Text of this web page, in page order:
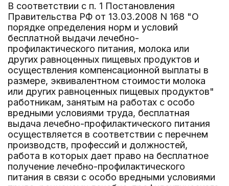
В соответствии с п. 1 Постановления
Правительства РФ от 13.03.2008 N 168 "О
порядке определения норм и условий
бесплатной выдачи лечебно-
профилактического питания, молока или
других равноценных пищевых продуктов и
осуществления компенсационной выплаты в
размере, эквивалентном стоимости молока
или других равноценных пищевых продуктов"
работникам, занятым на работах с особо
вредными условиями труда, бесплатная
выдача лечебно-профилактического питания
осуществляется в соответствии с перечнем
производств, профессий и должностей,
работа в которых дает право на бесплатное
получение лечебно-профилактического
питания в связи с особо вредными условиями